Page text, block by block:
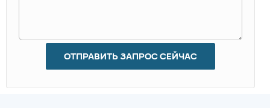
ОТПРАВИТЬ ЗАПРОС СЕЙЧАС